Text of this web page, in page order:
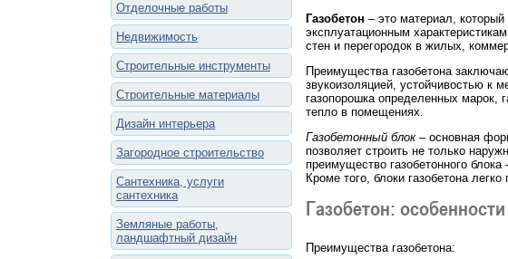
Отделочные работы
Недвижимость
Строительные инструменты
Строительные материалы
Дизайн интерьера
Загородное строительство
Сантехника, услуги
сантехника
Земляные работы,
ландшафтный дизайн
Газобетон – это материал,
эксплуатационным
стен и перегородок в жилых,
Преимущества газобетона
звукоизоляцией, устойчивостью к
газопорошка определенных марок,
тепло в помещениях.
Газобетонный блок– основная
позволяет строить не только
преимущество газобетонного
Кроме того, блоки газобетона
Газобетон:
Преимущества газобетона: